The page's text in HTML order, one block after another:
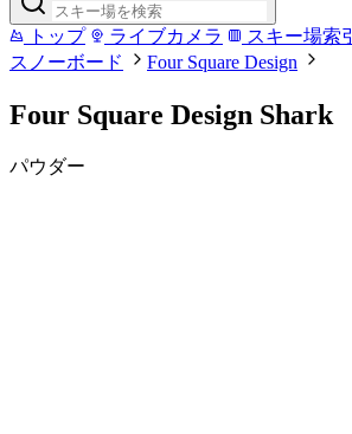
トップ ライブカメラ スキー場索引
スノーボード
Four Square Design
Four Square Design Shark
パウダー